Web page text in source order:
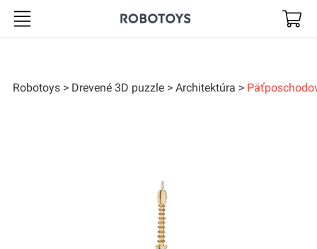
Robotoys
Robotoys Drevené 3D puzzle Architektúra